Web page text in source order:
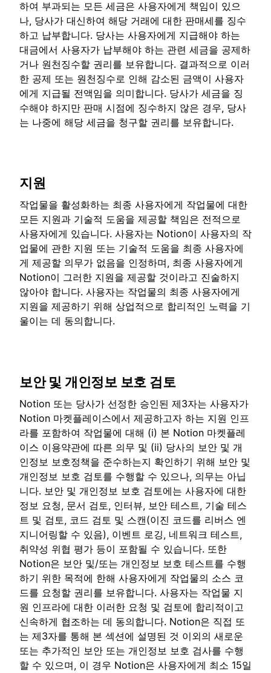
하여 부과되는 모든 세금은 사용자에게 책임이 있으
나, 당사가 대신하여 해당 거래에 대한 판매세를 징수
하고 납부합니다. 당사는 사용자에게 지급해야 하는
대금에서 사용자가 납부해야 하는 관련 세금을 공제하
거나 원천징수할 권리를 보유합니다. 결과적으로 이러
한 공제 또는 원천징수로 인해 감소된 금액이 사용자
에게 지급될 전액임을 의미합니다. 당사가 세금을 징
수해야 하지만 판매 시점에 징수하지 않은 경우, 당사
는 나중에 해당 세금을 청구할 권리를 보유합니다.
지원
작업물을 활성화하는 최종 사용자에게 작업물에 대한
모든 지원과 기술적 도움을 제공할 책임은 전적으로
사용자에게 있습니다. 사용자는 Notion이 사용자의 작
업물에 관한 지원 또는 기술적 도움을 최종 사용자에
게 제공할 의무가 없음을 인정하며, 최종 사용자에게
Notion이 그러한 지원을 제공할 것이라고 진술하지
않아야 합니다. 사용자는 작업물의 최종 사용자에게
지원을 제공하기 위해 상업적으로 합리적인 노력을 기
울이는 데 동의합니다.
보안 및 개인정보 보호 검토
Notion 또는 당사가 선정한 승인된 제3자는 사용자가
Notion 마켓플레이스에서 제공하고자 하는 지원 인프
라를 포함하여 작업물에 대해 (i) 본 Notion 마켓플레
이스 이용약관에 따른 의무 및 (ii) 당사의 보안 및 개
인정보 보호정책을 준수하는지 확인하기 위해 보안 및
개인정보 보호 검토를 수행할 수 있으나, 의무는 아닙
니다. 보안 및 개인정보 보호 검토에는 사용자에 대한
정보 요청, 문서 검토, 인터뷰, 보안 테스트, 기술 테스
트 및 검토, 코드 검토 및 스캔(이진 코드를 리버스 엔
지니어링할 수 있음), 이벤트 로깅, 네트워크 테스트,
취약성 위협 평가 등이 포함될 수 있습니다. 또한
Notion은 보안 및/또는 개인정보 보호 테스트를 수행
하기 위한 목적에 한해 사용자에게 작업물의 소스 코
드를 요청할 권리를 보유합니다. 사용자는 작업물 지
원 인프라에 대한 이러한 요청 및 검토에 합리적이고
신속하게 협조하는 데 동의합니다. Notion은 직접 또
는 제3자를 통해 본 섹션에 설명된 것 이외의 새로운
또는 추가적인 보안 또는 개인정보 보호 검사를 수행
할 수 있으며, 이 경우 Notion은 사용자에게 최소 15일